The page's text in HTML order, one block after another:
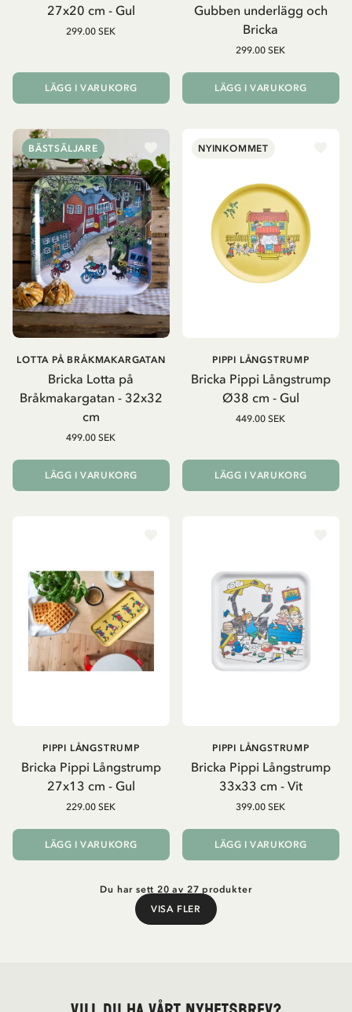
27x20 cm - Gul
299.00 SEK
LÄGG I VARUKORG
Gubben underlägg och
Bricka
299.00 SEK
LÄGG I VARUKORG
BÄSTSÄLJARE
Bricka Lotta på
Bråkmakargatan - 32x32
cm
LOTTA PÅ BRÅKMAKARGATAN
499.00 SEK
LÄGG I VARUKORG
NYINKOMMET
Bricka Pippi Långstrump
Ø38 cm - Gul
PIPPI LÅNGSTRUMP
449.00 SEK
LÄGG I VARUKORG
Bricka Pippi Långstrump
27x13 cm - Gul
PIPPI LÅNGSTRUMP
229.00 SEK
LÄGG I VARUKORG
Bricka Pippi Långstrump
33x33 cm - Vit
PIPPI LÅNGSTRUMP
399.00 SEK
LÄGG I VARUKORG
Du har sett 20 av 27 produkter
VISA FLER
Visa fler